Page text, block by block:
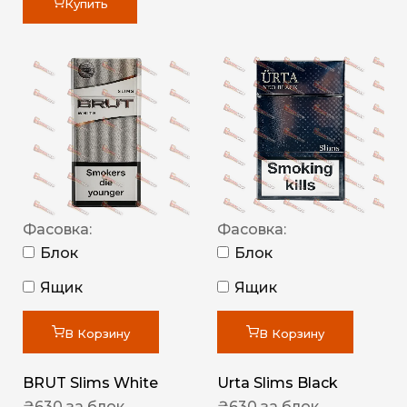
Купить
Фасовка:
Блок
Ящик
В Корзину
BRUT Slims White
Фасовка:
Блок
Ящик
В Корзину
Urta Slims Black